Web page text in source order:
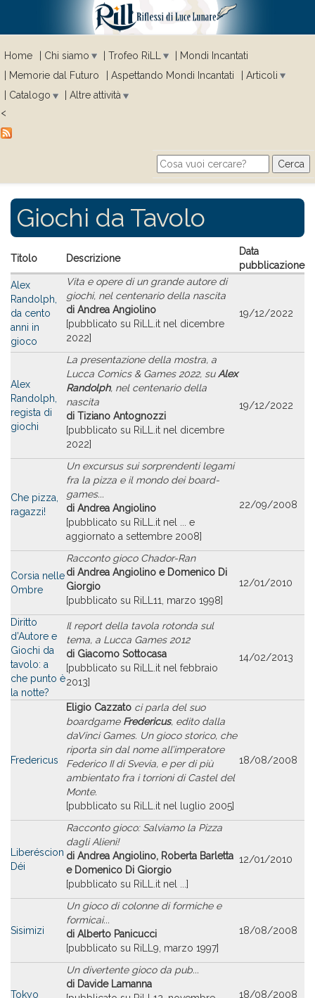
Home Chi siamo Trofeo RiLL
Mondi Incantati
Memorie dal Futuro
Aspettando Mondi Incantati
Articoli
Catalogo
Altre attività
<
Search form
Cerca
Giochi da Tavolo
Titolo Descrizione
Data
pubblicazione
Alex
Randolph,
da cento
anni in
gioco
Vita e opere di un grande autore di
giochi, nel centenario della nascita
di Andrea Angiolino
[pubblicato su RiLL.it nel dicembre
2022]
19/12/2022
Alex
Randolph,
regista di
giochi
La presentazione della mostra, a
Lucca Comics & Games 2022, suAlex
Randolph, nel centenario della
nascita
di Tiziano Antognozzi
[pubblicato su RiLL.it nel dicembre
2022]
19/12/2022
Che pizza,
ragazzi!
Un excursus sui sorprendenti legami
fra la pizza e il mondo dei board-
games...
di Andrea Angiolino
[pubblicato su RiLL.it nel ... e
aggiornato a settembre 2008]
22/09/2008
Corsia nelle
Ombre
Racconto gioco Chador-Ran
di Andrea Angiolino e Domenico Di
Giorgio
[pubblicato su RiLL11, marzo 1998]
12/01/2010
Diritto
d’Autore e
Giochi da
tavolo: a
che punto è
la notte?
Il report della tavola rotonda sul
tema, a Lucca Games 2012
di Giacomo Sottocasa
[pubblicato su RiLL.it nel febbraio
2013]
14/02/2013
Fredericus
Eligio Cazzato ci parla del suo
boardgame Fredericus, edito dalla
daVinci Games. Un gioco storico, che
riporta sin dal nome all’imperatore
Federico II di Svevia, e per di più
ambientato fra i torrioni di Castel del
Monte.
[pubblicato su RiLL.it nel luglio 2005]
18/08/2008
Liberéscion
Déi
Racconto gioco: Salviamo la Pizza
dagli Alieni!
di Andrea Angiolino, Roberta Barletta
e Domenico Di Giorgio
[pubblicato su RiLL.it nel ...]
12/01/2010
Sisimizi
Un gioco di colonne di formiche e
formicai...
di Alberto Panicucci
[pubblicato su RiLL9, marzo 1997]
18/08/2008
Tokyo
Un divertente gioco da pub...
di Davide Lamanna
18/08/2008